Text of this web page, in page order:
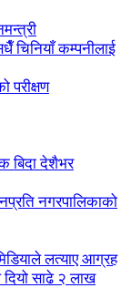
चिनियाँ कम्पनीलाई
परीक्षण
बिदा देशैभर
नगरपालिकाको
लत्याए आग्रह
दियो साढे २ लाख